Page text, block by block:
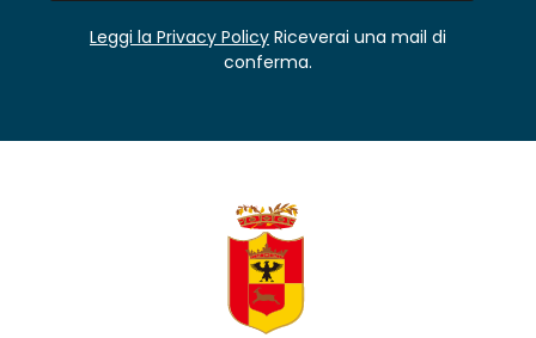
Leggi la Privacy Policy Riceverai una mail di
conferma.